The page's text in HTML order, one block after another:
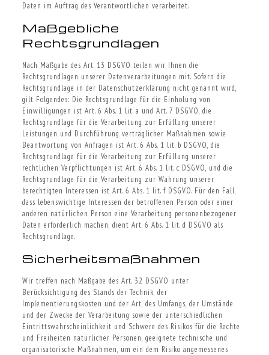
Daten im Auftrag des Verantwortlichen verarbeitet.
Maßgebliche
Rechtsgrundlagen
Nach Maßgabe des Art. 13 DSGVO teilen wir Ihnen die
Rechtsgrundlagen unserer Datenverarbeitungen mit. Sofern die
Rechtsgrundlage in der Datenschutzerklärung nicht genannt wird,
gilt Folgendes: Die Rechtsgrundlage für die Einholung von
Einwilligungen ist Art. 6 Abs. 1 lit. a und Art. 7 DSGVO, die
Rechtsgrundlage für die Verarbeitung zur Erfüllung unserer
Leistungen und Durchführung vertraglicher Maßnahmen sowie
Beantwortung von Anfragen ist Art. 6 Abs. 1 lit. b DSGVO, die
Rechtsgrundlage für die Verarbeitung zur Erfüllung unserer
rechtlichen Verpflichtungen ist Art. 6 Abs. 1 lit. c DSGVO, und die
Rechtsgrundlage für die Verarbeitung zur Wahrung unserer
berechtigten Interessen ist Art. 6 Abs. 1 lit. f DSGVO. Für den Fall,
dass lebenswichtige Interessen der betroffenen Person oder einer
anderen natürlichen Person eine Verarbeitung personenbezogener
Daten erforderlich machen, dient Art. 6 Abs. 1 lit. d DSGVO als
Rechtsgrundlage.
Sicherheitsmaßnahmen
Wir treffen nach Maßgabe des Art. 32 DSGVO unter
Berücksichtigung des Stands der Technik, der
Implementierungskosten und der Art, des Umfangs, der Umstände
und der Zwecke der Verarbeitung sowie der unterschiedlichen
Eintrittswahrscheinlichkeit und Schwere des Risikos für die Rechte
und Freiheiten natürlicher Personen, geeignete technische und
organisatorische Maßnahmen, um ein dem Risiko angemessenes